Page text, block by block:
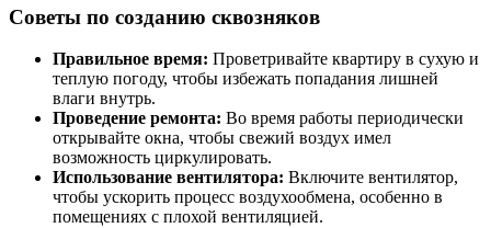
Советы по созданию сквозняков
Правильное время: Проветривайте квартиру в сухую и
теплую погоду, чтобы избежать попадания лишней
влаги внутрь.
Проведение ремонта: Во время работы периодически
открывайте окна, чтобы свежий воздух имел
возможность циркулировать.
Использование вентилятора: Включите вентилятор,
чтобы ускорить процесс воздухообмена, особенно в
помещениях с плохой вентиляцией.